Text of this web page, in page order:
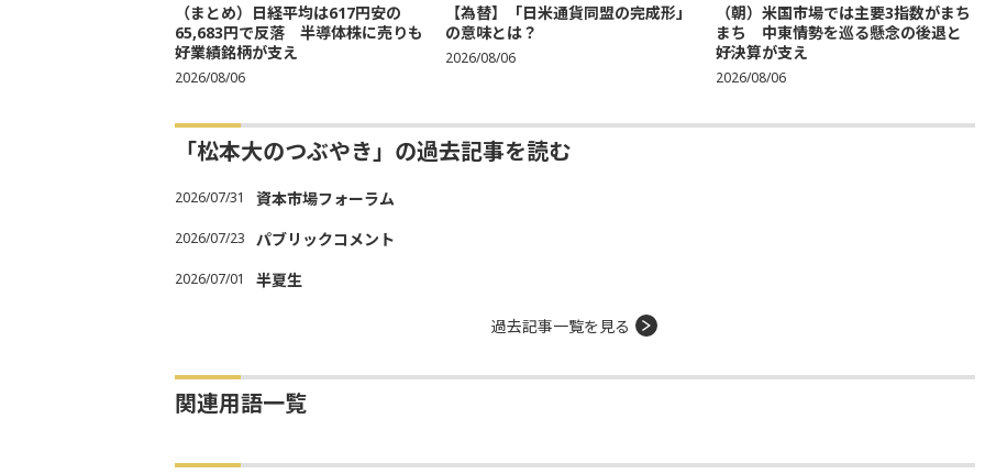
（まとめ）日経平均は617円安の
65,683円で反落 半導体株に売りも
好業績銘柄が支え
2026/08/06
【為替】「日米通貨同盟の完成形」
の意味とは？
2026/08/06
（朝）米国市場では主要3指数がまち
まち 中東情勢を巡る懸念の後退と
好決算が支え
2026/08/06
「松本大のつぶやき」の過去記事を読む
2026/07/31 資本市場フォーラム
2026/07/23 パブリックコメント
2026/07/01 半夏生
過去記事一覧を見る
関連用語一覧